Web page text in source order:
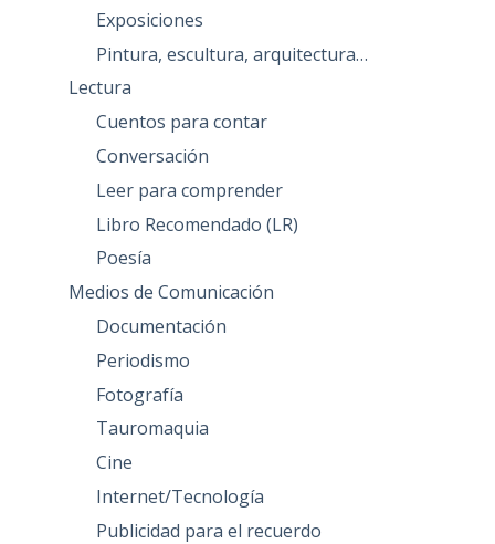
Exposiciones
Pintura, escultura, arquitectura…
Lectura
Cuentos para contar
Conversación
Leer para comprender
Libro Recomendado (LR)
Poesía
Medios de Comunicación
Documentación
Periodismo
Fotografía
Tauromaquia
Cine
Internet/Tecnología
Publicidad para el recuerdo